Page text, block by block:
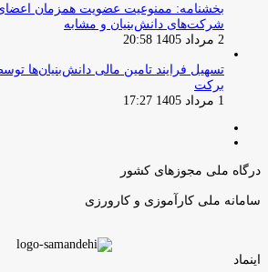
بخشنامه: ممنوعیت عضویت همزمان اعضای
شرکت‌های دانش‌بنیان و مشابه
2 مرداد 1405 20:58
تسهیل فرایند تامین مالی دانش‌بنیان‌ها
برکت
1 مرداد 1405 17:27
درگاه ملی مجوزهای کشور
سامانه ملی کارآموزی و کارورزی
اینماد